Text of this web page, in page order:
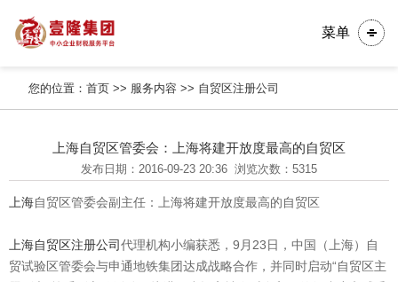
菜单
您的位置：首页 >> 服务内容 >> 自贸区注册公司
上海自贸区管委会：上海将建开放度最高的自贸区
发布日期：2016-09-23 20:36 浏览次数：5315
上海自贸区管委会副主任：上海将建开放度最高的自贸区
上海自贸区注册公司代理机构小编获悉，9月23日，中国（上海）自
贸试验区管委会与申通地铁集团达成战略合作，并同时启动“自贸区主